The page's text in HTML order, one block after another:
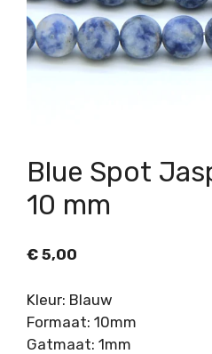
Blue Spot
10 mm
€ 5,00
Kleur: Blauw
Formaat: 10mm
Gatmaat: 1mm